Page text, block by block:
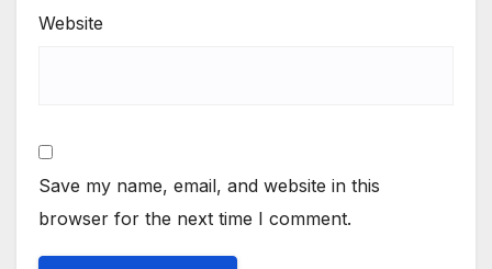
Website
Save my name, email, and website in this
browser for the next time I comment.